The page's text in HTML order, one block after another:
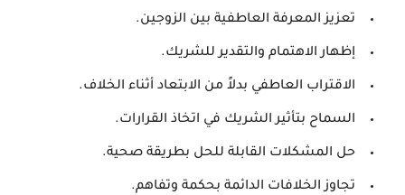
تعزيز المعرفة العاطفية بين الزوجين.
إظهار الاهتمام والتقدير للشريك.
الاقتراب العاطفي بدلاً من الابتعاد أثناء الخلاف.
السماح بتأثير الشريك في اتخاذ القرارات.
حل المشكلات القابلة للحل بطريقة صحية.
تجاوز الخلافات الدائمة بحكمة وتفاهم.